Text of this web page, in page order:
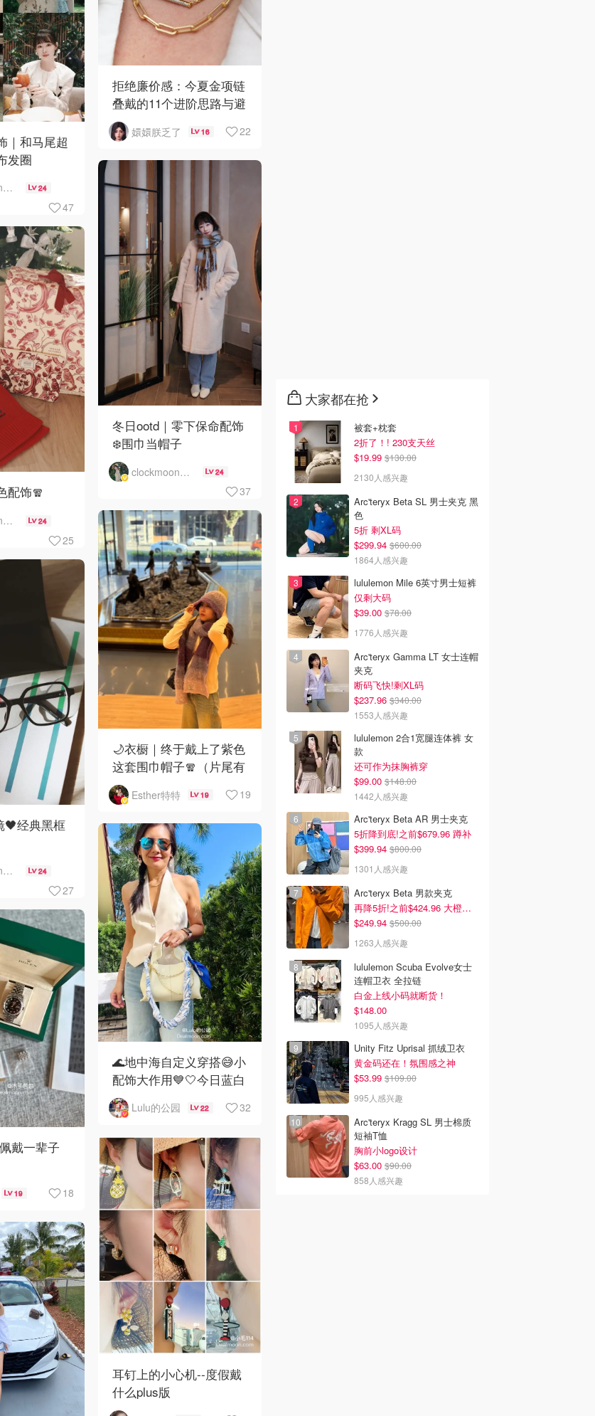
｜和马尾超
发圈
clockmoon月儿 24
47
拒绝廉价感：今夏金项链
叠戴的11个进阶思路与避
雷指南
嬛嬛朕乏了 16 22
冬日ootd｜零下保命配饰
❄️围巾当帽子
clockmoon月儿 24
37
配饰🧣
clockmoon月儿 24
25
🌙衣橱｜终于戴上了紫色
这套围巾帽子🧣（片尾有
🍅
Esther特特 19 19
🖤经典黑框
clockmoon月儿 24
27
🌊地中海自定义穿搭😅小
配饰大作用💙🤍今日蓝白
海洋风！
Lulu的公园 22 32
戴一辈子
19 18
耳钉上的小心机--度假戴
什么plus版
大家都在抢
被套+枕套
2折了！! 230支天丝
$19.99 $130.00
2130人感兴趣
Arc'teryx Beta SL 男士夹克 黑
色
5折 剩XL码
$299.94 $600.00
1864人感兴趣
lululemon Mile 6英寸男士短裤
仅剩大码
$39.00 $78.00
1776人感兴趣
Arc'teryx Gamma LT 女士连帽
夹克
断码飞快!剩XL码
$237.96 $340.00
1553人感兴趣
lululemon 2合1宽腿连体裤 女
款
还可作为抹胸裤穿
$99.00 $148.00
1442人感兴趣
Arc'teryx Beta AR 男士夹克
5折降到底!之前$679.96 蹲补
$399.94 $800.00
1301人感兴趣
Arc'teryx Beta 男款夹克
再降5折!之前$424.96 大橙子好显白 蹲补
$249.94 $500.00
1263人感兴趣
lululemon Scuba Evolve女士
连帽卫衣 全拉链
白金上线小码就断货！
$148.00
1095人感兴趣
Unity Fitz Uprisal 抓绒卫衣
黄金码还在！氛围感之神
$53.99 $109.00
995人感兴趣
Arc'teryx Kragg SL 男士棉质
短袖T恤
胸前小logo设计
$63.00 $90.00
858人感兴趣